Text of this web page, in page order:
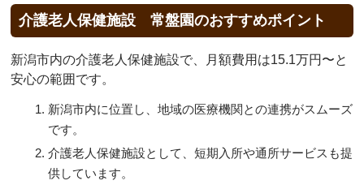
介護老人保健施設 常盤園のおすすめポイント
新潟市内の介護老人保健施設で、月額費用は15.1万円〜と
安心の範囲です。
新潟市内に位置し、地域の医療機関との連携がスムーズ
です。
介護老人保健施設として、短期入所や通所サービスも提
供しています。